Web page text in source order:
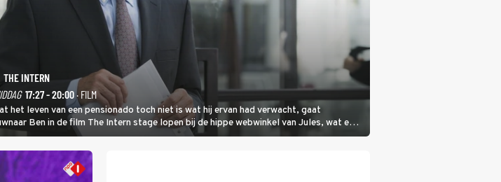
THE INTERN
17:27 - 20:00· FILM
het leven van een pensionado toch niet is wat hij ervan had verwacht, gaat
Ben in de film The Intern stage lopen bij de hippe webwinkel van Jules, wat een
zet blijkt te zijn.